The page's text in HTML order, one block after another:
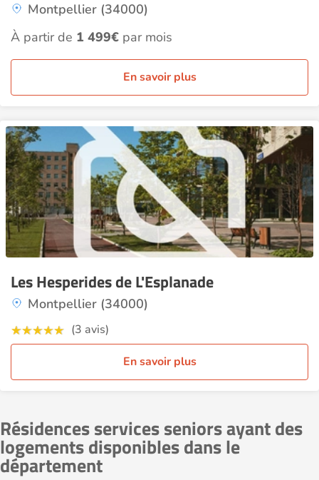
Montpellier (34000)
À partir de 1 499€ par mois
En savoir plus
Les Hesperides de L'Esplanade
Montpellier (34000)
(3 avis)
En savoir plus
Résidences services seniors ayant des
logements disponibles dans le
département